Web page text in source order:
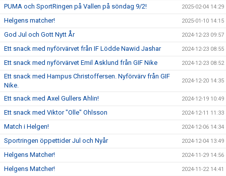
PUMA och SportRingen på Vallen på söndag 9/2! 2025-02-04 14:29
Helgens matcher! 2025-01-10 14:15
God Jul och Gott Nytt År 2024-12-23 09:57
Ett snack med nyförvärvet från IF Lödde Nawid Jashar 2024-12-23 08:55
Ett snack med nyförvärvet Emil Asklund från GIF Nike 2024-12-23 08:52
Ett snack med Hampus Christoffersen. Nyförvärv från GIF
Nike.
2024-12-20 14:35
Ett snack med Axel Gullers Ahlin! 2024-12-19 10:49
Ett snack med Viktor "Olle" Ohlsson 2024-12-11 11:33
Match i Helgen! 2024-12-06 14:34
Sportringen öppettider Jul och Nyår 2024-12-04 13:49
Helgens Matcher! 2024-11-29 14:56
Helgens Matcher! 2024-11-22 14:41